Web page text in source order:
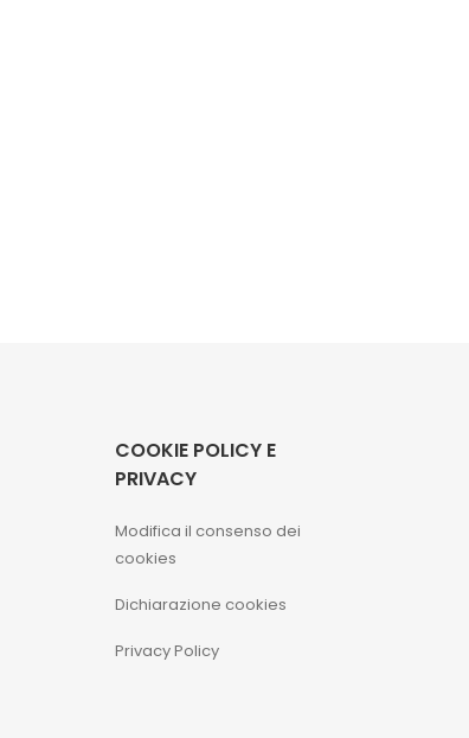
COOKIE POLICY E
PRIVACY
Modifica il consenso dei
cookies
Dichiarazione cookies
Privacy Policy